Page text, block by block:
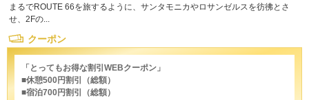
まるでROUTE 66を旅するように、サンタモニカやロサンゼルスを彷彿とさ
せ、2Fの...
クーポン
「とってもお得な割引WEBクーポン」
■休憩500円割引（総額）
■宿泊700円割引（総額）